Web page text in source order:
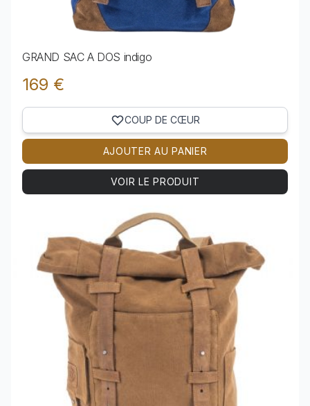
GRAND SAC A DOS indigo
169 €
COUP DE CŒUR
AJOUTER AU PANIER
VOIR LE PRODUIT
Voir le produit GRAND SAC A DOS